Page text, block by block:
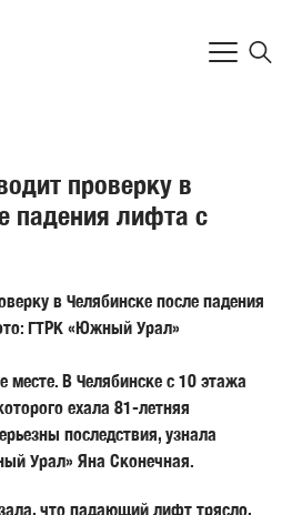
проверку в
падения лифта с
в Челябинске после падения
ГТРК «Южный Урал»
месте. В Челябинске с 10 этажа
ехала 81-летняя
последствия, узнала
Урал» Яна Сконечная.
что падающий лифт трясло,